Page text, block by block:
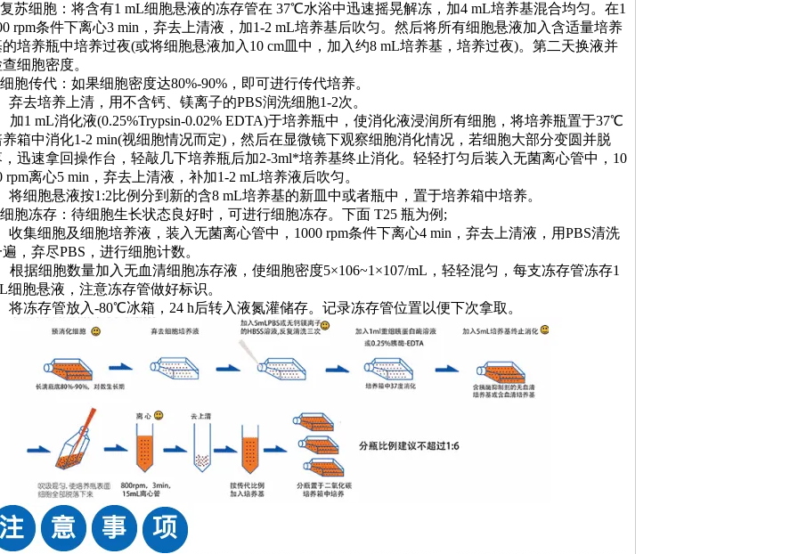
苏细胞：将含有1 mL细胞悬液的冻存管在 37℃水浴中迅速摇晃解冻，加4 mL培养基混合均匀。在1
rpm条件下离心3 min，弃去上清液，加1-2 mL培养基后吹匀。然后将所有细胞悬液加入含适量培养
的培养瓶中培养过夜(或将细胞悬液加入10 cm皿中，加入约8 mL培养基，培养过夜)。第二天换液并
细胞密度。
胞传代：如果细胞密度达80%-90%，即可进行传代培养。
弃去培养上清，用不含钙、镁离子的PBS润洗细胞1-2次。
加1 mL消化液(0.25%Trypsin-0.02% EDTA)于培养瓶中，使消化液浸润所有细胞，将培养瓶置于37℃
养箱中消化1-2 min(视细胞情况而定)，然后在显微镜下观察细胞消化情况，若细胞大部分变圆并脱
，迅速拿回操作台，轻敲几下培养瓶后加2-3ml*培养基终止消化。轻轻打匀后装入无菌离心管中，10
rpm离心5 min，弃去上清液，补加1-2 mL培养液后吹匀。
将细胞悬液按1:2比例分到新的含8 mL培养基的新皿中或者瓶中，置于培养箱中培养。
胞冻存：待细胞生长状态良好时，可进行细胞冻存。下面 T25 瓶为例;
收集细胞及细胞培养液，装入无菌离心管中，1000 rpm条件下离心4 min，弃去上清液，用PBS清洗
，弃尽PBS，进行细胞计数。
根据细胞数量加入无血清细胞冻存液，使细胞密度5×106~1×107/mL，轻轻混匀，每支冻存管冻存1
细胞悬液，注意冻存管做好标识。
将冻存管放入-80℃冰箱，24 h后转入液氮灌储存。记录冻存管位置以便下次拿取。